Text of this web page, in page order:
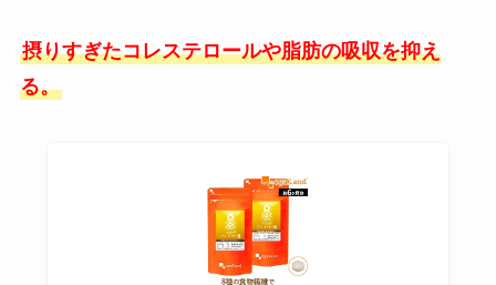
摂りすぎたコレステロールや脂肪の吸収を抑え
る。